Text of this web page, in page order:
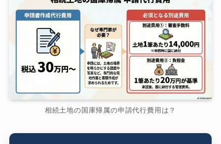
相続土地の国庫帰属の申請代行費用は？